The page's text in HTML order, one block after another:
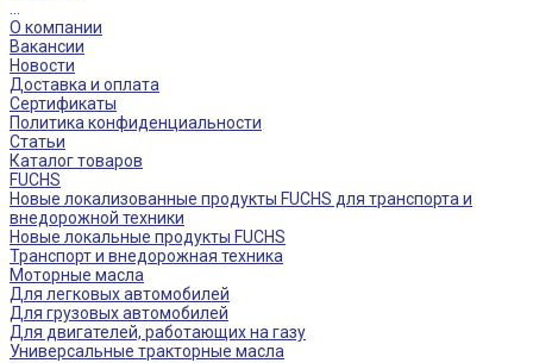
О компании
Вакансии
Новости
Доставка и оплата
Сертификаты
Политика конфиденциальности
Статьи
Каталог товаров
FUCHS
Новые локализованные продукты FUCHS для транспорта и
внедорожной техники
Новые локальные продукты FUCHS
Транспорт и внедорожная техника
Моторные масла
Для легковых автомобилей
Для грузовых автомобилей
Для двигателей, работающих на газу
Универсальные тракторные масла